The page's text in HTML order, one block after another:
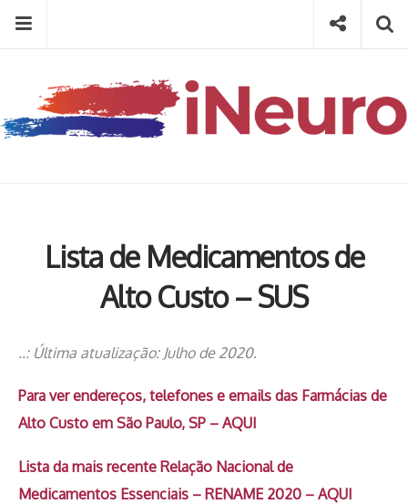
content
Menu
then
press
Type your search keyword, and press enter to search
Social
Lista de Medicamentos de
Alto Custo – SUS
..: Última atualização: Julho de 2020.
Para ver endereços, telefones e emails das Farmácias de
Alto Custo em São Paulo, SP – AQUI
Lista da mais recente Relação Nacional de
Medicamentos Essenciais – RENAME 2020 – AQUI